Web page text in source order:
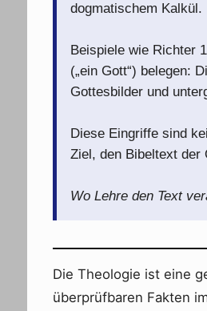
dogmatischem Kalkül.
Beispiele wie Richter
(„ein Gott“) belegen:
Gottesbilder und
Diese Eingriffe sind
Ziel, den Bibeltext der
Wo Lehre den Text
Die Theologie ist eine
überprüfbaren Fakten